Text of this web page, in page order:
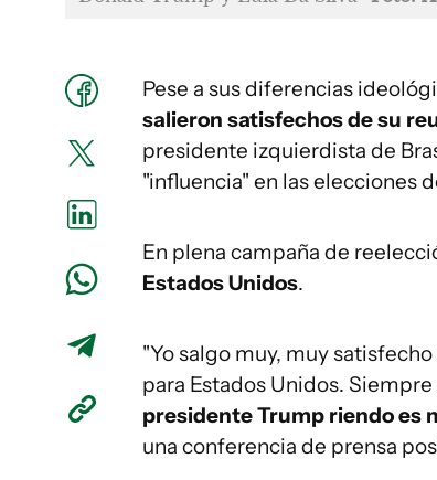
Pese a sus diferencias
salieron satisfechos de su
presidente izquierdista de
"influencia" en las elecciones
En plena campaña de
Estados Unidos.
"Yo salgo muy, muy
para Estados Unidos.
presidente Trump riendo es
una conferencia de prensa